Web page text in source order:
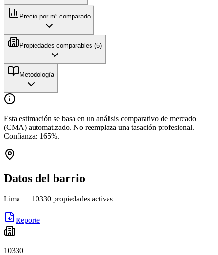
Precio por m² comparado
Propiedades comparables (5)
Metodología
Esta estimación se basa en un análisis comparativo de mercado
(CMA) automatizado. No reemplaza una tasación profesional.
Confianza: 165%.
Datos del barrio
Lima — 10330 propiedades activas
Reporte
10330